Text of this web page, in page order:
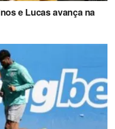
e Lucas avança na